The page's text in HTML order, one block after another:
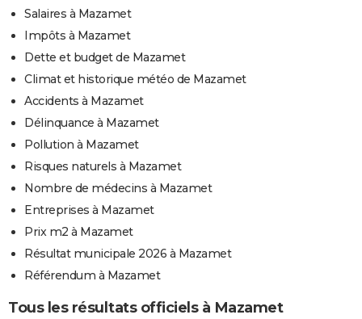
Salaires à Mazamet
Impôts à Mazamet
Dette et budget de Mazamet
Climat et historique météo de Mazamet
Accidents à Mazamet
Délinquance à Mazamet
Pollution à Mazamet
Risques naturels à Mazamet
Nombre de médecins à Mazamet
Entreprises à Mazamet
Prix m2 à Mazamet
Résultat municipale 2026 à Mazamet
Référendum à Mazamet
Tous les résultats officiels à Mazamet